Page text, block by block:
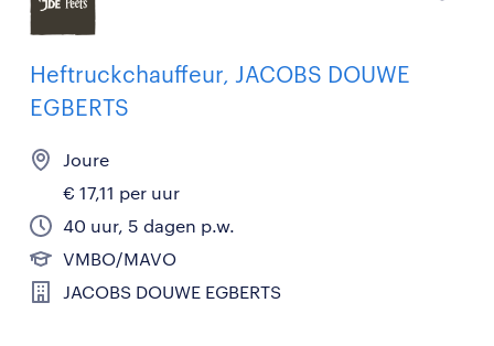
Heftruckchauffeur, JACOBS DOUWE
EGBERTS
Joure
€ 17,11 per uur
40 uur, 5 dagen p.w.
VMBO/MAVO
JACOBS DOUWE EGBERTS